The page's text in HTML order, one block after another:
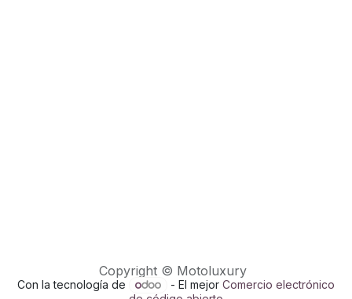
Copyright © Motoluxury
Con la tecnología de - El mejor Comercio electrónico